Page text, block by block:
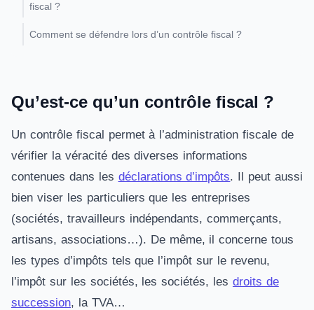
fiscal ?
Comment se défendre lors d’un contrôle fiscal ?
Qu’est-ce qu’un contrôle fiscal ?
Un contrôle fiscal permet à l’administration fiscale de
vérifier la véracité des diverses informations
contenues dans les déclarations d’impôts. Il peut aussi
bien viser les particuliers que les entreprises
(sociétés, travailleurs indépendants, commerçants,
artisans, associations…). De même, il concerne tous
les types d’impôts tels que l’impôt sur le revenu,
l’impôt sur les sociétés, les sociétés, les droits de
succession, la TVA…